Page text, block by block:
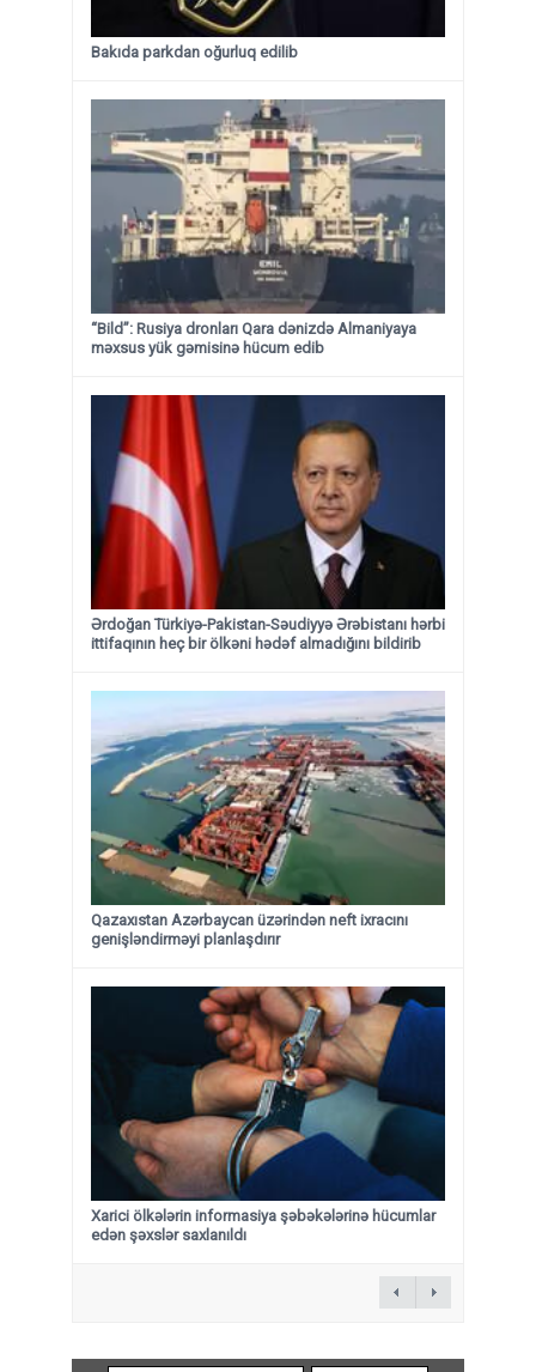
Bakıda parkdan oğurluq edilib
“Bild”: Rusiya dronları Qara dənizdə Almaniyaya
məxsus yük gəmisinə hücum edib
Ərdoğan Türkiyə-Pakistan-Səudiyyə Ərəbistanı hərbi
ittifaqının heç bir ölkəni hədəf almadığını bildirib
Qazaxıstan Azərbaycan üzərindən neft ixracını
genişləndirməyi planlaşdırır
Xarici ölkələrin informasiya şəbəkələrinə hücumlar
edən şəxslər saxlanıldı